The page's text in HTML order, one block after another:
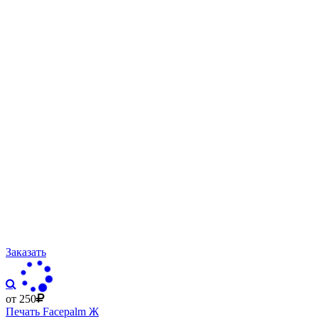
Заказать
от 250
Печать Facepalm Ж